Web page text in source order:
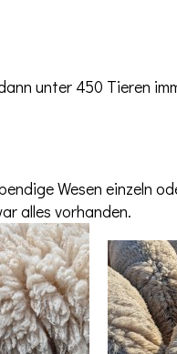
unter 450 Tieren
Wesen einzeln
alles vorhanden.